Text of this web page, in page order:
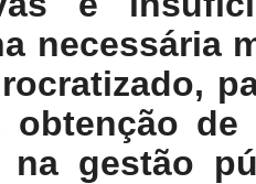
necessária
obtenção
na gestão